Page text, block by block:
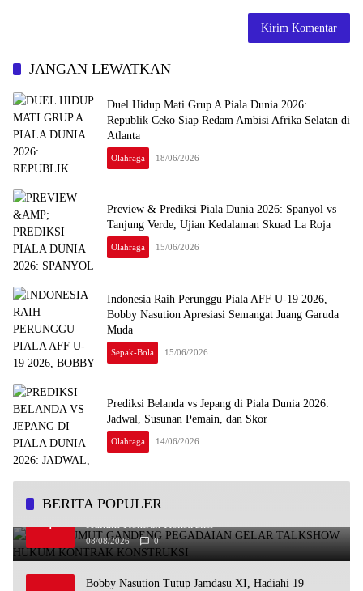
JANGAN LEWATKAN
Duel Hidup Mati Grup A Piala Dunia 2026:
Republik Ceko Siap Redam Ambisi Afrika Selatan di
Atlanta
Olahraga 18/06/2026
Preview & Prediksi Piala Dunia 2026: Spanyol vs
Tanjung Verde, Ujian Kedalaman Skuad La Roja
Olahraga 15/06/2026
Indonesia Raih Perunggu Piala AFF U-19 2026,
Bobby Nasution Apresiasi Semangat Juang Garuda
Muda
Sepak-Bola 15/06/2026
Prediksi Belanda vs Jepang di Piala Dunia 2026:
Jadwal, Susunan Pemain, dan Skor
Olahraga 14/06/2026
BERITA POPULER
1
PAKKI Sumut Gandeng Pegadaian Gelar Talkshow
Hukum Kontrak Konstruksi
08/08/2026 0
Bobby Nasution Tutup Jamdasu XI, Hadiahi 19